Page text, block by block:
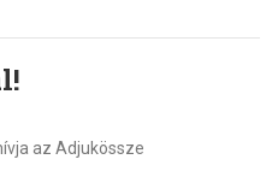
az Adjukössze